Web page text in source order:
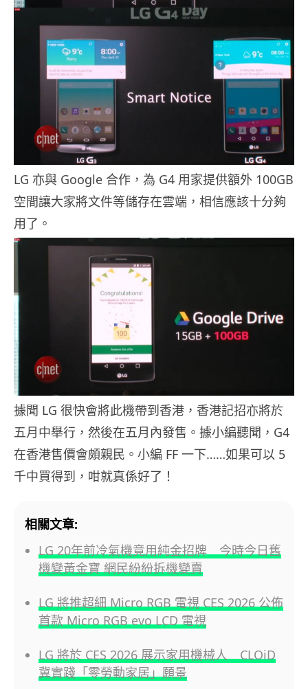
LG 亦與 Google 合作，為 G4 用家提供額外 100GB
空間讓大家將文件等儲存在雲端，相信應該十分夠
用了。
據聞 LG 很快會將此機帶到香港，香港記招亦將於
五月中舉行，然後在五月內發售。據小編聽聞，G4
在香港售價會頗親民。小編 FF 一下……如果可以 5
千中買得到，咁就真係好了！
相關文章:
LG 20年前冷氣機竟用純金招牌 今時今日舊
機變黃金寶 網民紛紛拆機變賣
LG 將推超細 Micro RGB 電視 CES 2026 公佈
首款 Micro RGB evo LCD 電視
LG 將於 CES 2026 展示家用機械人 CLOiD
冀實踐「零勞動家居」願景